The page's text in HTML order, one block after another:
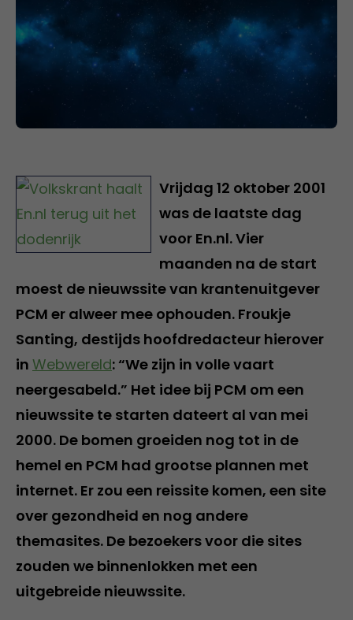
Vrijdag 12 oktober 2001
was de laatste dag
voor En.nl. Vier
maanden na de start
moest de nieuwssite van krantenuitgever
PCM er alweer mee ophouden. Froukje
Santing, destijds hoofdredacteur hierover
in Webwereld: “We zijn in volle vaart
neergesabeld.” Het idee bij PCM om een
nieuwssite te starten dateert al van mei
2000. De bomen groeiden nog tot in de
hemel en PCM had grootse plannen met
internet. Er zou een reissite komen, een site
over gezondheid en nog andere
themasites. De bezoekers voor die sites
zouden we binnenlokken met een
uitgebreide nieuwssite.